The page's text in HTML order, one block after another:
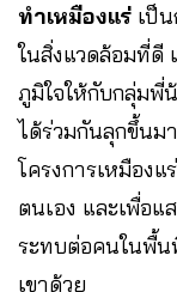
ทำเหมืองแร่ เป็
ในสิ่งแวดล้อมที่ดี
ภูมิใจให้กับกลุ่มพี่
ได้ร่วมกันลุกขึ้นม
โครงการเหมือง
ตนเอง และเพื่อแ
ระทบต่อคนในพื้น
เขาด้วย